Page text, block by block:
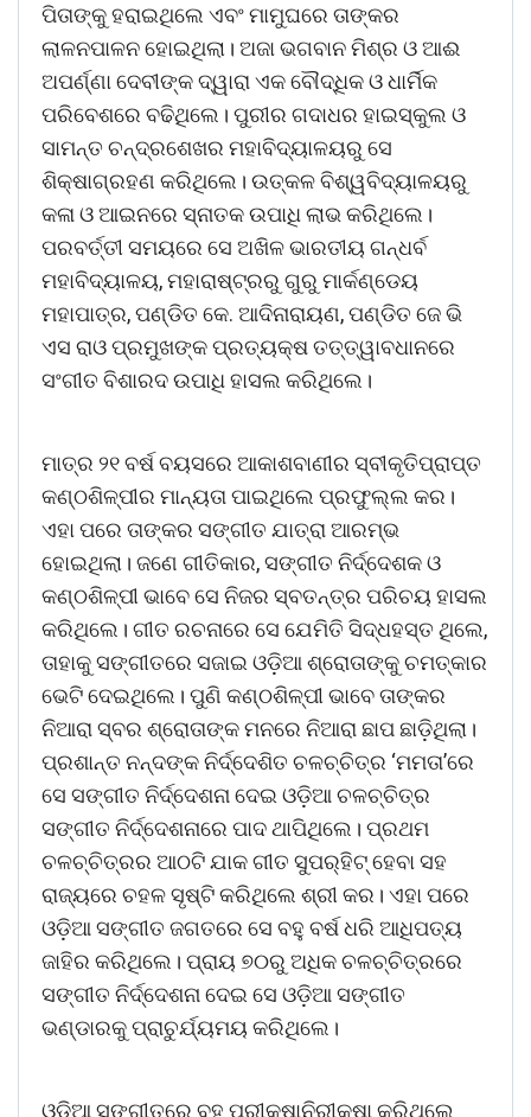
ପିତାଙ୍କୁ ହରାଇଥିଲେ ଏବଂ ମାମୁଘରେ ତାଙ୍କର
ଲାଳନପାଳନ ହୋଇଥିଲା। ଅଜା ଭଗବାନ ମିଶ୍ର ଓ ଆଈ
ଅପର୍ଣ୍ଣା ଦେବୀଙ୍କ ଦ୍ୱାରା ଏକ ବୌଦ୍ଧିକ ଓ ଧାର୍ମିକ
ପରିବେଶରେ ବଢିଥିଲେ। ପୁରୀର ଗଦାଧର ହାଇସ୍କୁଲ ଓ
ସାମନ୍ତ ଚନ୍ଦ୍ରଶେଖର ମହାବିଦ୍ୟାଳୟରୁ ସେ
ଶିକ୍ଷାଗ୍ରହଣ କରିଥିଲେ। ଉତ୍କଳ ବିଶ୍ୱବିଦ୍ୟାଳୟରୁ
କଳା ଓ ଆଇନରେ ସ୍ନାତକ ଉପାଧି ଲାଭ କରିଥିଲେ।
ପରବର୍ତ୍ତୀ ସମୟରେ ସେ ଅଖିଳ ଭାରତୀୟ ଗନ୍ଧର୍ବ
ମହାବିଦ୍ୟାଳୟ, ମହାରାଷ୍ଟ୍ରରୁ ଗୁରୁ ମାର୍କଣ୍ଡେୟ
ମହାପାତ୍ର, ପଣ୍ଡିତ କେ. ଆଦିନାରାୟଣ, ପଣ୍ଡିତ ଜେ ଭି
ଏସ ରାଓ ପ୍ରମୁଖଙ୍କ ପ୍ରତ୍ୟକ୍ଷ ତତ୍ତ୍ୱାବଧାନରେ
ସଂଗୀତ ବିଶାରଦ ଉପାଧି ହାସଲ କରିଥିଲେ।
ମାତ୍ର ୨୧ ବର୍ଷ ବୟସରେ ଆକାଶବାଣୀର ସ୍ବୀକୃତିପ୍ରାପ୍ତ
କଣ୍ଠଶିଳ୍ପୀର ମାନ୍ୟତା ପାଇଥିଲେ ପ୍ରଫୁଲ୍ଲ କର।
ଏହା ପରେ ତାଙ୍କର ସଙ୍ଗୀତ ଯାତ୍ରା ଆରମ୍ଭ
ହୋଇଥିଲା। ଜଣେ ଗୀତିକାର, ସଙ୍ଗୀତ ନିର୍ଦ୍ଦେଶକ ଓ
କଣ୍ଠଶିଳ୍ପୀ ଭାବେ ସେ ନିଜର ସ୍ବତନ୍ତ୍ର ପରିଚୟ ହାସଲ
କରିଥିଲେ। ଗୀତ ରଚନାରେ ସେ ଯେମିତି ସିଦ୍ଧହସ୍ତ ଥିଲେ,
ତାହାକୁ ସଙ୍ଗୀତରେ ସଜାଇ ଓଡ଼ିଆ ଶ୍ରୋତାଙ୍କୁ ଚମତ୍କାର
ଭେଟି ଦେଇଥିଲେ। ପୁଣି କଣ୍ଠଶିଳ୍ପୀ ଭାବେ ତାଙ୍କର
ନିଆରା ସ୍ବର ଶ୍ରୋତାଙ୍କ ମନରେ ନିଆରା ଛାପ ଛାଡ଼ିଥିଲା।
ପ୍ରଶାନ୍ତ ନନ୍ଦଙ୍କ ନିର୍ଦ୍ଦେଶିତ ଚଳଚ୍ଚିତ୍ର ‘ମମତା’ରେ
ସେ ସଙ୍ଗୀତ ନିର୍ଦ୍ଦେଶନା ଦେଇ ଓଡ଼ିଆ ଚଳଚ୍ଚିତ୍ର
ସଙ୍ଗୀତ ନିର୍ଦ୍ଦେଶନାରେ ପାଦ ଥାପିଥିଲେ। ପ୍ରଥମ
ଚଳଚ୍ଚିତ୍ରର ଆଠଟି ଯାକ ଗୀତ ସୁପର୍‌ହିଟ୍‌ ‌ହେବା ସହ
ରାଜ୍ୟରେ ଚହଳ ସୃଷ୍ଟି କରିଥିଲେ ଶ୍ରୀ କର। ଏହା ପରେ
ଓଡ଼ିଆ ସଙ୍ଗୀତ ଜଗତରେ ସେ ବହୁ ବର୍ଷ ଧରି ଆଧିପତ୍ୟ
ଜାହିର କରିଥିଲେ। ପ୍ରାୟ ୭୦ରୁ ଅଧିକ ଚଳଚ୍ଚିତ୍ରରେ
ସଙ୍ଗୀତ ନିର୍ଦ୍ଦେଶନା ଦେଇ ସେ ଓଡ଼ିଆ ସଙ୍ଗୀତ
ଭଣ୍ଡାରକୁ ପ୍ରାଚୁର୍ଯ୍ୟମୟ କରିଥିଲେ।
ଓଡ଼ିଆ ସଙ୍ଗୀତରେ ବହୁ ପରୀକ୍ଷାନିରୀକ୍ଷା କରିଥିଲେ